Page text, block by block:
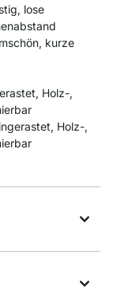
lose
kurze
Holz-,
Holz-,